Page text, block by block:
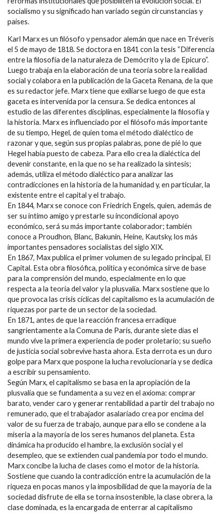
socialismo y su significado han variado según circunstancias y
países.
Karl Marx es un filósofo y pensador alemán que nace en Tréveris
el 5 de mayo de 1818. Se doctora en 1841 con la tesis “Diferencia
entre la filosofía de la naturaleza de Demócrito y la de Epicuro”.
Luego trabaja en la elaboración de una teoría sobre la realidad
social y colabora en la publicación de la Gaceta Renana, de la que
es su redactor jefe. Marx tiene que exiliarse luego de que esta
gaceta es intervenida por la censura. Se dedica entonces al
estudio de las diferentes disciplinas, especialmente la filosofía y
la historia. Marx es influenciado por el filósofo más importante
de su tiempo, Hegel, de quien toma el método dialéctico de
razonar y que, según sus propias palabras, pone de pié lo que
Hegel había puesto de cabeza. Para ello crea la dialéctica del
devenir constante, en la que no se ha realizado la síntesis;
además, utiliza el método dialéctico para analizar las
contradicciones en la historia de la humanidad y, en particular, la
existente entre el capital y el trabajo.
En 1844, Marx se conoce con Friedrich Engels, quien, además de
ser su íntimo amigo y prestarle su incondicional apoyo
económico, será su más importante colaborador; también
conoce a Proudhon, Blanc, Bakunin, Heine, Kautsky, los más
importantes pensadores socialistas del siglo XIX.
En 1867, Max publica el primer volumen de su legado principal, El
Capital. Esta obra filosófica, política y económica sirve de base
para la comprensión del mundo, especialmente en lo que
respecta a la teoría del valor y la plusvalía. Marx sostiene que lo
que provoca las crisis cíclicas del capitalismo es la acumulación de
riquezas por parte de un sector de la sociedad.
En 1871, antes de que la reacción francesa erradique
sangrientamente a la Comuna de París, durante siete días el
mundo vive la primera experiencia de poder proletario; su sueño
de justicia social sobrevive hasta ahora. Esta derrota es un duro
golpe para Marx que pospone la lucha revolucionaria y se dedica
a escribir su pensamiento.
Según Marx, el capitalismo se basa en la apropiación de la
plusvalía que se fundamenta a su vez en el axioma: comprar
barato, vender caro y generar rentabilidad a partir del trabajo no
remunerado, que el trabajador asalariado crea por encima del
valor de su fuerza de trabajo, aunque para ello se condene a la
miseria a la mayoría de los seres humanos del planeta. Esta
dinámica ha producido el hambre, la exclusión social y el
desempleo, que se extienden cual pandemia por todo el mundo.
Marx concibe la lucha de clases como el motor de la historia.
Sostiene que cuando la contradicción entre la acumulación de la
riqueza en pocas manos y la imposibilidad de que la mayoría de la
sociedad disfrute de ella se torna insostenible, la clase obrera, la
clase dominada, es la encargada de enterrar al capitalismo